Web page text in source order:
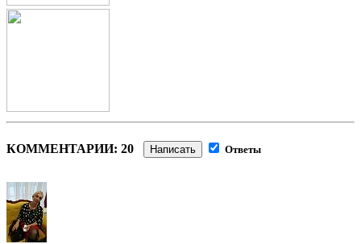
КОММЕНТАРИИ: 20 Написать Ответы